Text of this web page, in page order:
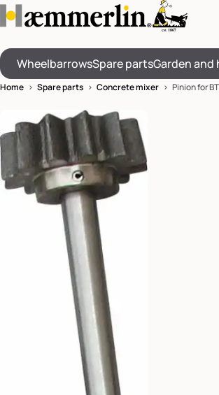
WheelbarrowsSpare partsGarden
Home > Spare parts > Concrete mixer > Pinion for